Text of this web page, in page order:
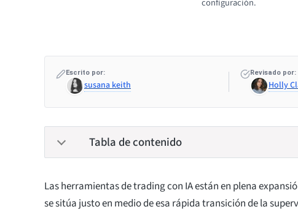
configuración.
Escrito por:
susana keith
Revisado por:
Holly
Tabla de contenido
Las herramientas de trading con IA están en plena
se sitúa justo en medio de esa rápida transición de la